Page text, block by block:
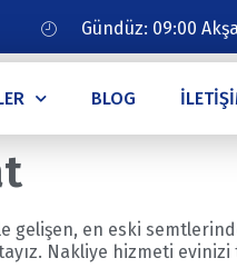
Gündüz: 09:00
BLOG
gelişen, en eski
Nakliye hizmeti evinizi